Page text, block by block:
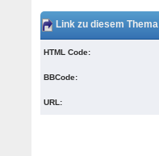
Link zu diesem Thema
HTML Code:
BBCode:
URL: